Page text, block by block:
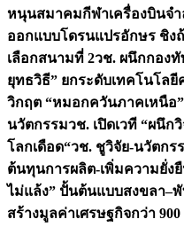
หนุนสมาคมกีฬาเครื่องบินจ
ออกแบบโดรนแปรอักษร ชิง
เลือกสนามที่ 2วช. ผนึกกอง
ยุทธวิธี” ยกระดับเทคโนโล
วิกฤต “หมอกควันภาคเหนือ
นวัตกรรมวช. เปิดเวที “ผนึก
โลกเดือด“วช. ชูวิจัย-นวัตกร
ต้นทุนการผลิต-เพิ่มความยั่ง
ไม่แล้ง” ปั้นต้นแบบสงขลา–พั
สร้างมูลค่าเศรษฐกิจกว่า